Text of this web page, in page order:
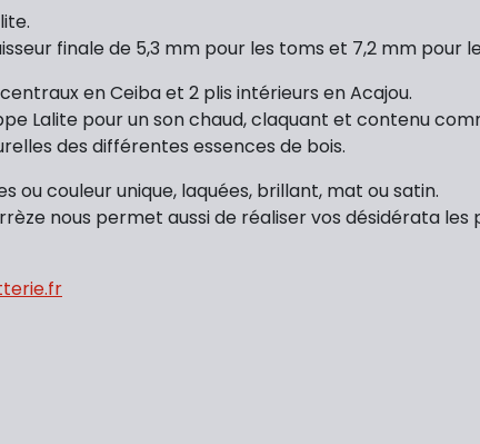
finale de 5,3 mm pour les toms et 7,2 mm pour
en Ceiba et 2 plis intérieurs en Acajou.
Lalite pour un son chaud, claquant et contenu
des différentes essences de bois.
ou couleur unique, laquées, brillant, mat ou satin.
nous permet aussi de réaliser vos désidérata